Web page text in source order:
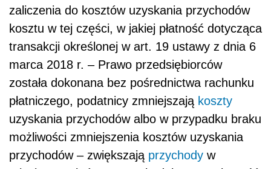
zaliczenia do kosztów uzyskania przychodów
kosztu w tej części, w jakiej płatność dotycząca
transakcji określonej w art. 19 ustawy z dnia 6
marca 2018 r. – Prawo przedsiębiorców
została dokonana bez pośrednictwa rachunku
płatniczego, podatnicy zmniejszają koszty
uzyskania przychodów albo w przypadku braku
możliwości zmniejszenia kosztów uzyskania
przychodów – zwiększają przychody w